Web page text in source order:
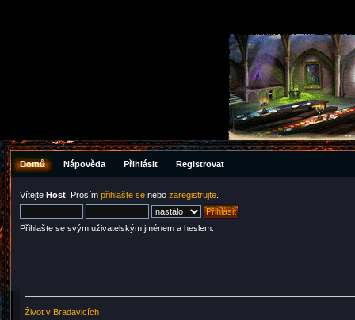
Domů Nápověda Přihlásit Registrovat
Vítejte Host . Prosím přihlašte se nebo zaregistrujte
Přihlašte se svým uživatelským jménem a heslem.
Život v Bradavicích